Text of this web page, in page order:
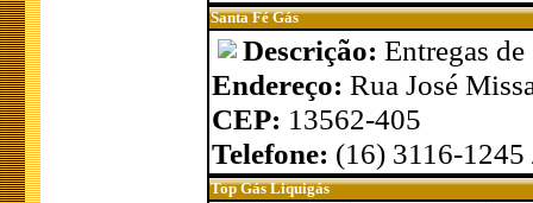
Santa Fé Gás
Descrição: Entregas de
Endereço: Rua José
CEP: 13562-405
Telefone: (16) 3116-
Top Gás Liquigás